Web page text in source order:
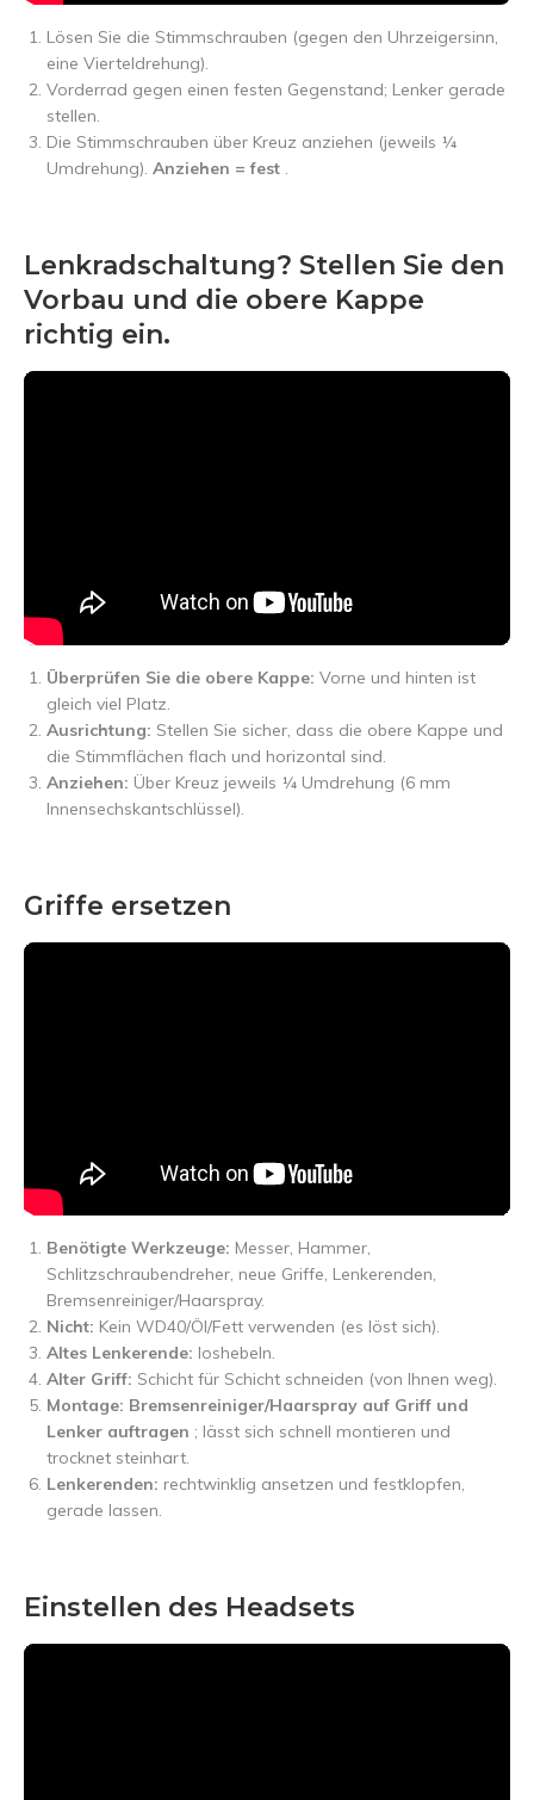
Lösen Sie die Stimmschrauben (gegen den Uhrzeigersinn,
eine Vierteldrehung).
Vorderrad gegen einen festen Gegenstand; Lenker gerade
stellen.
Die Stimmschrauben über Kreuz anziehen (jeweils ¼
Umdrehung).Anziehen = fest .
Lenkradschaltung? Stellen Sie den
Vorbau und die obere Kappe
richtig ein.
Überprüfen Sie die obere Kappe: Vorne und hinten ist
gleich viel Platz.
Ausrichtung: Stellen Sie sicher, dass die obere Kappe und
die Stimmflächen flach und horizontal sind.
Anziehen: Über Kreuz jeweils ¼ Umdrehung (6 mm
Innensechskantschlüssel).
Griffe ersetzen
Benötigte Werkzeuge: Messer, Hammer,
Schlitzschraubendreher, neue Griffe, Lenkerenden,
Bremsenreiniger/Haarspray.
Nicht: Kein WD40/Öl/Fett verwenden (es löst sich).
Altes Lenkerende: loshebeln.
Alter Griff: Schicht für Schicht schneiden (von Ihnen weg).
Montage: Bremsenreiniger/Haarspray auf Griff und
Lenker auftragen ; lässt sich schnell montieren und
trocknet steinhart.
Lenkerenden: rechtwinklig ansetzen und festklopfen,
gerade lassen.
Einstellen des Headsets